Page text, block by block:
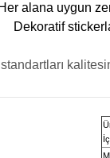
Her alana uygun
Dekoratif
standartları